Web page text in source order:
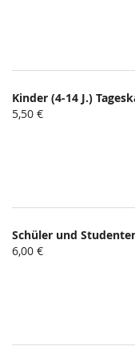
Kinder (4-14 J.)
5,50 €
Schüler und
6,00 €